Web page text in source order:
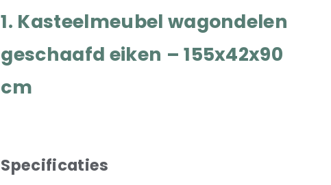
1. Kasteelmeubel wagondelen
geschaafd eiken – 155x42x90
cm
Specificaties